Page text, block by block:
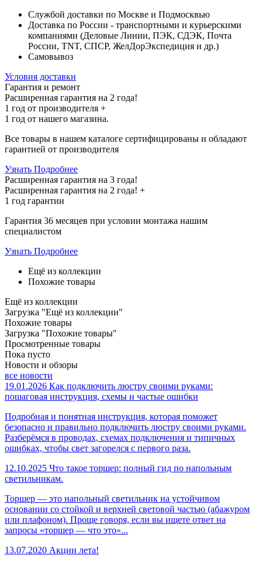
Службой доставки по Москве и Подмосквью
Доставка по России - транспортными и курьерскими
компаниями (Деловые Линии, ПЭК, СДЭК, Почта
России, TNT, СПСР, ЖелДорЭкспедиция и др.)
Самовывоз
Условия доставки
Гарантия и ремонт
Расширенная гарантия на 2 года!
1 год от производителя +
1 год от нашего магазина.
Все товары в нашем каталоге сертифицированы и обладают
гарантией от производителя
Узнать Подробнее
Расширенная гарантия на 3 года!
Расширенная гарантия на 2 года! +
1 год гарантии
Гарантия 36 месяцев при условии монтажа нашим
специалистом
Узнать Подробнее
Ещё из коллекции
Похожие товары
Ещё из коллекции
Загрузка "Ещё из коллекции"
Похожие товары
Загрузка "Похожие товары"
Просмотренные товары
Пока пусто
Новости и обзоры
все новости
19.01.2026 Как подключить люстру своими руками:
пошаговая инструкция, схемы и частые ошибки
Подробная и понятная инструкция, которая поможет
безопасно и правильно подключить люстру своими руками.
Разберёмся в проводах, схемах подключения и типичных
ошибках, чтобы свет загорелся с первого раза.
12.10.2025 Что такое торшер: полный гид по напольным
светильникам.
Торшер — это напольный светильник на устойчивом
основании со стойкой и верхней световой частью (абажуром
или плафоном). Проще говоря, если вы ищете ответ на
запросы «торшер — что это»...
13.07.2020 Акции лета!